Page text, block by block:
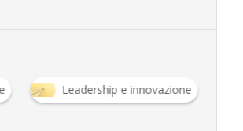
Leadership e innovazione